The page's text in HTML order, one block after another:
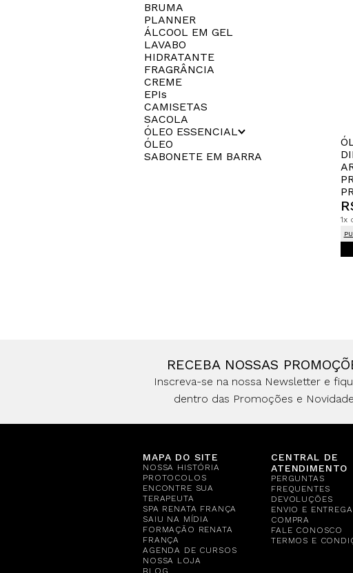
BRUMA
PLANNER
ÁLCOOL EM GEL
LAVABO
HIDRATANTE
FRAGRÂNCIA
CREME
EPIs
CAMISETAS
SACOLA
ÓLEO ESSENCIAL
ÓLEO
SABONETE EM BARRA
1x
RECEBA NOSSAS
Inscreva-se na nossa Newsletter e
dentro das Promoções e
MAPA DO SITE
NOSSA HISTÓRIA
PROTOCOLOS
ENCONTRE SUA
TERAPEUTA
SPA RENATA FRANÇA
SAIU NA MÍDIA
FORMAÇÃO RENATA
FRANÇA
AGENDA DE CURSOS
NOSSA LOJA
BLOG
CENTRAL DE
ATENDIMENTO
PERGUNTAS
FREQUENTES
DEVOLUÇÕES
ENVIO E ENTREGA
COMPRA
FALE CONOSCO
TERMOS E